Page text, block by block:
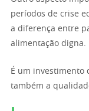
períodos de crise
a diferença entre
alimentação digna.
É um investimento
também a